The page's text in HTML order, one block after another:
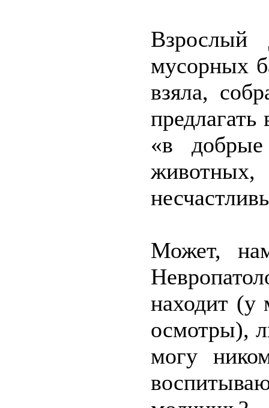
Взрослый
мусорных
взяла,
«в
Может,
находит (у
осмотры),
могу